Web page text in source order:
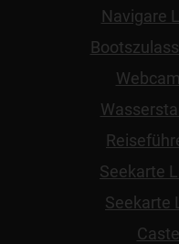
Navigare
Seekarte
Seekarte